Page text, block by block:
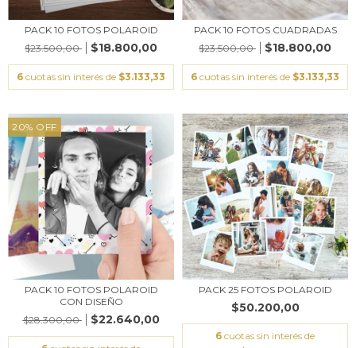
PACK 10 FOTOS POLAROID
$23.500,00
$18.800,00
6 cuotas sin interés de $3.133,33
PACK 10 FOTOS CUADRADAS
$23.500,00
$18.800,00
6 cuotas sin interés de $3.133,33
20% OFF
PACK 10 FOTOS POLAROID
CON DISEÑO
$28.300,00
$22.640,00
PACK 25 FOTOS POLAROID
$50.200,00
6 cuotas sin interés de